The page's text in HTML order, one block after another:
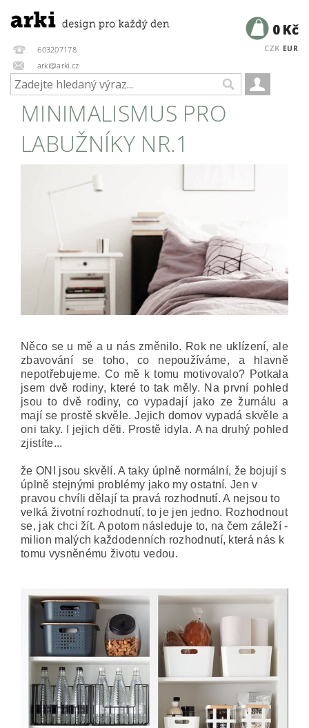
603207178
arki@arki.cz
CZK EUR
0 Kč
MINIMALISMUS PRO
LABUŽNÍKY NR.1
Něco se u mě a u nás změnilo. Rok ne uklízení, ale
zbavování se toho, co nepoužíváme, a hlavně
nepotřebujeme. Co mě k tomu motivovalo? Potkala
jsem dvě rodiny, které to tak měly. Na první pohled
jsou to dvě rodiny, co vypadají jako ze žurnálu a
mají se prostě skvěle. Jejich domov vypadá skvěle a
oni taky. I jejich děti. Prostě idyla. A na druhý pohled
zjistíte...
že ONI jsou skvělí. A taky úplně normální, že bojují s
úplně stejnými problémy jako my ostatní. Jen v
pravou chvíli dělají ta pravá rozhodnutí. A nejsou to
velká životní rozhodnutí, to je jen jedno. Rozhodnout
se, jak chci žít. A potom následuje to, na čem záleží -
milion malých každodenních rozhodnutí, která nás k
tomu vysněnému životu vedou.